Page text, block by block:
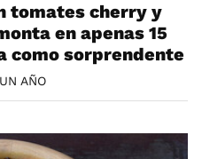
tomates cherry y
en apenas 15
como sorprendente
AÑO